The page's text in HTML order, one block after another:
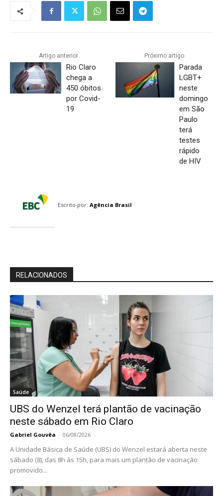
Artigo anterior
Rio Claro
chega a
450 óbitos
por Covid-
19
Próximo artigo
Parada
LGBT+
neste
domingo
em São
Paulo
terá
testes
rápido
de HIV
Escrito por: Agência Brasil
RELACIONADOS
Saúde
UBS do Wenzel terá plantão de vacinação
neste sábado em Rio Claro
Gabriel Gouvêa - 06/08/2026
A Unidade Básica de Saúde (UBS) do Wenzel estará aberta neste
sábado (8), das 8h às 15h, para mais um plantão de vacinação
promovido...